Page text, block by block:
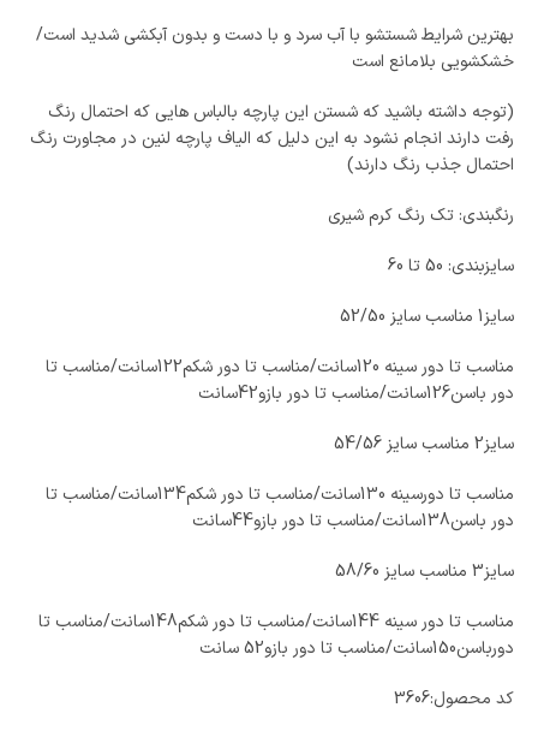
بهترین شرایط شستشو با آب سرد و با دست و بدون آبکشی شدید است/
خشکشویی بلامانع است
(توجه داشته باشید که شستن این پارچه بالباس هایی که احتمال رنگ
رفت دارند انجام نشود به این دلیل که الیاف پارچه لنین در مجاورت رنگ
احتمال جذب رنگ دارند)
رنگبندی: تک رنگ کرم شیری
سایزبندی: 50 تا 60
سایز1 مناسب سایز 52/50
مناسب تا دور سینه 120سانت/مناسب تا دور شکم122سانت/مناسب تا
دور باسن126سانت/مناسب تا دور بازو42سانت
سایز2 مناسب سایز 54/56
مناسب تا دورسینه 130سانت/مناسب تا دور شکم134سانت/مناسب تا
دور باسن138سانت/مناسب تا دور بازو44سانت
سایز3 مناسب سایز 58/60
مناسب تا دور سینه 144سانت/مناسب تا دور شکم148سانت/مناسب تا
دورباسن150سانت/مناسب تا دور بازو52 سانت
کد محصول:3606